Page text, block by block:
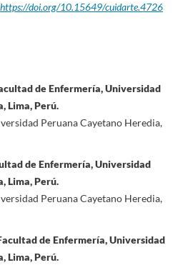
https://doi.org/10.15649/cuidarte.4726
de Enfermería, Universidad
Lima, Perú.
Peruana Cayetano Heredia,
de Enfermería, Universidad
Lima, Perú.
Peruana Cayetano Heredia,
de Enfermería, Universidad
Lima, Perú.